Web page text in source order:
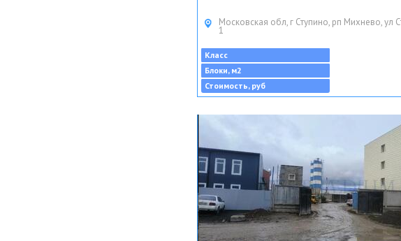
Московская обл, г Ступино, рп Михнево, ул
1
Класс
Блоки, м2
Стоимость, руб